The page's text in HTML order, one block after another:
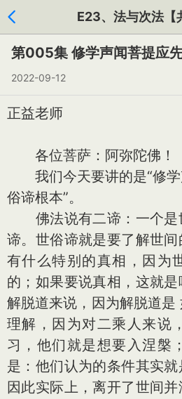
E23、法与次法【
第005集 修学声闻菩提应
2022-09-12
正益老师
各位菩萨：阿弥陀佛！
我们今天要讲的是“修学
俗谛根本”。
佛法说有二谛：一个是
谛。世俗谛就是要了解世
有什么特别的真相，因为
的；如果要说真相，这就
解脱道来说，因为解脱道是
理解，因为对二乘人来说
习，他们就是想要入涅槃
是：他们认为的条件其实就
因此实际上，离开了世间